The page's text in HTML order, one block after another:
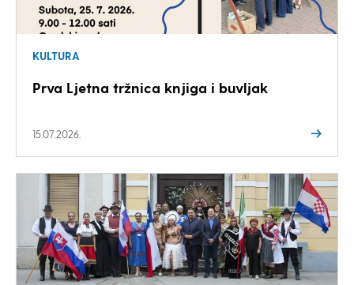
KULTURA
Prva Ljetna tržnica knjiga i buvljak
15.07.2026.